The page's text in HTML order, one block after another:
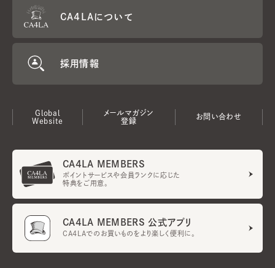
CA4LAについて
採用情報
Global
Website
メールマガジン
登録
お問い合わせ
CA4LA MEMBERS
ポイントサービスや会員ランクに応じた
特典をご用意。
CA4LA MEMBERS 公式アプリ
CA4LAでのお買いものをより楽しく便利に。